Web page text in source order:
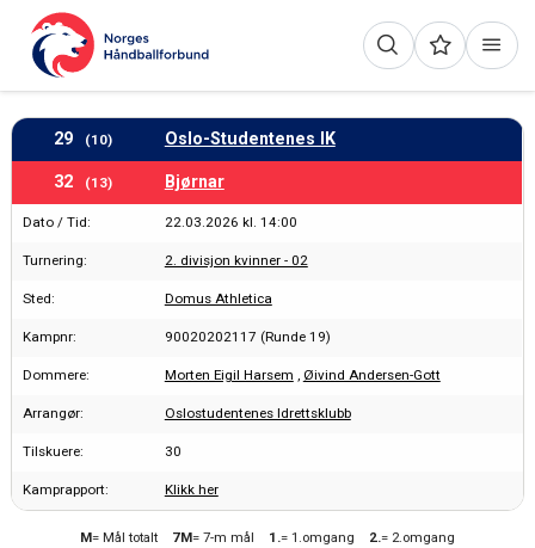
29 (10) Oslo-Studentenes IK
32 (13) Bjørnar
Dato / Tid: 22.03.2026 kl. 14:00
Turnering: 2. divisjon kvinner - 02
Sted: Domus Athletica
Kampnr: 90020202117 (Runde 19)
Dommere: Morten Eigil Harsem , Øivind Andersen-Gott
Arrangør: Oslostudentenes Idrettsklubb
Tilskuere: 30
Kamprapport: Klikk her
M= Mål totalt 7M= 7-m mål 1.= 1.omgang 2.= 2.omgang